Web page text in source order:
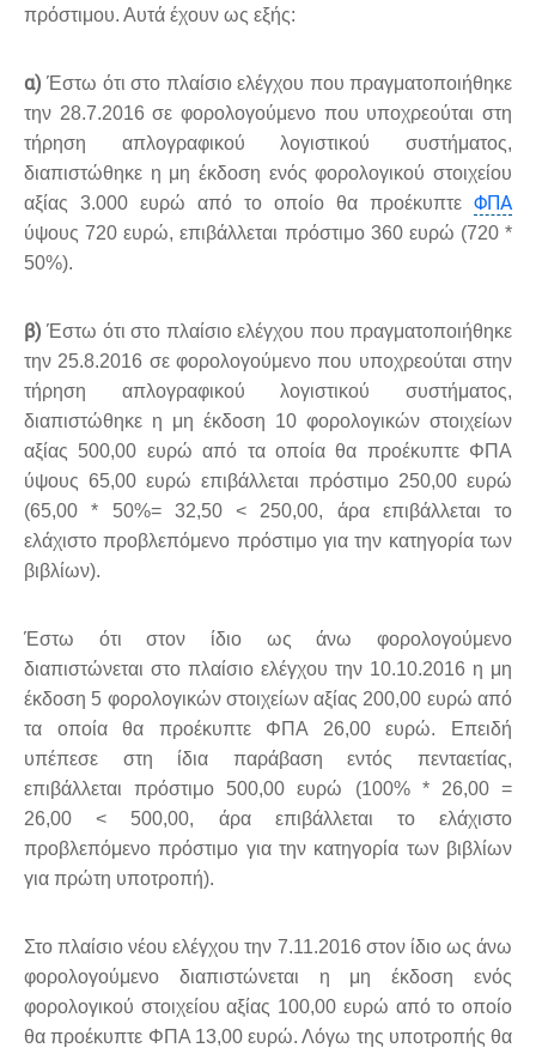
πρόστιμου. Αυτά έχουν ως εξής:
α)Έστω ότι στο πλαίσιο ελέγχου που πραγματοποιήθηκε
την 28.7.2016 σε φορολογούμενο που υποχρεούται στη
τήρηση απλογραφικού λογιστικού συστήματος,
διαπιστώθηκε η μη έκδοση ενός φορολογικού στοιχείου
αξίας 3.000 ευρώ από το οποίο θα προέκυπτε ΦΠΑ
ύψους 720 ευρώ, επιβάλλεται πρόστιμο 360 ευρώ (720 *
50%).
β)Έστω ότι στο πλαίσιο ελέγχου που πραγματοποιήθηκε
την 25.8.2016 σε φορολογούμενο που υποχρεούται στην
τήρηση απλογραφικού λογιστικού συστήματος,
διαπιστώθηκε η μη έκδοση 10 φορολογικών στοιχείων
αξίας 500,00 ευρώ από τα οποία θα προέκυπτε ΦΠΑ
ύψους 65,00 ευρώ επιβάλλεται πρόστιμο 250,00 ευρώ
(65,00 * 50%= 32,50 < 250,00, άρα επιβάλλεται το
ελάχιστο προβλεπόμενο πρόστιμο για την κατηγορία των
βιβλίων).
Έστω ότι στον ίδιο ως άνω φορολογούμενο
διαπιστώνεται στο πλαίσιο ελέγχου την 10.10.2016 η μη
έκδοση 5 φορολογικών στοιχείων αξίας 200,00 ευρώ από
τα οποία θα προέκυπτε ΦΠΑ 26,00 ευρώ. Επειδή
υπέπεσε στη ίδια παράβαση εντός πενταετίας,
επιβάλλεται πρόστιμο 500,00 ευρώ (100% * 26,00 =
26,00 < 500,00, άρα επιβάλλεται το ελάχιστο
προβλεπόμενο πρόστιμο για την κατηγορία των βιβλίων
για πρώτη υποτροπή).
Στο πλαίσιο νέου ελέγχου την 7.11.2016 στον ίδιο ως άνω
φορολογούμενο διαπιστώνεται η μη έκδοση ενός
φορολογικού στοιχείου αξίας 100,00 ευρώ από το οποίο
θα προέκυπτε ΦΠΑ 13,00 ευρώ. Λόγω της υποτροπής θα